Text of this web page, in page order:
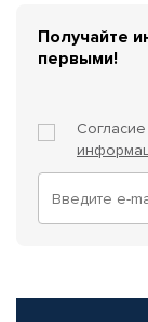
Получайте
первыми!